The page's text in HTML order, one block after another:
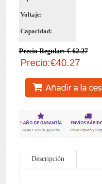
Voltaje:
Capacidad:
Precio Regular: € 62.27
Precio:€40.27
Descripción